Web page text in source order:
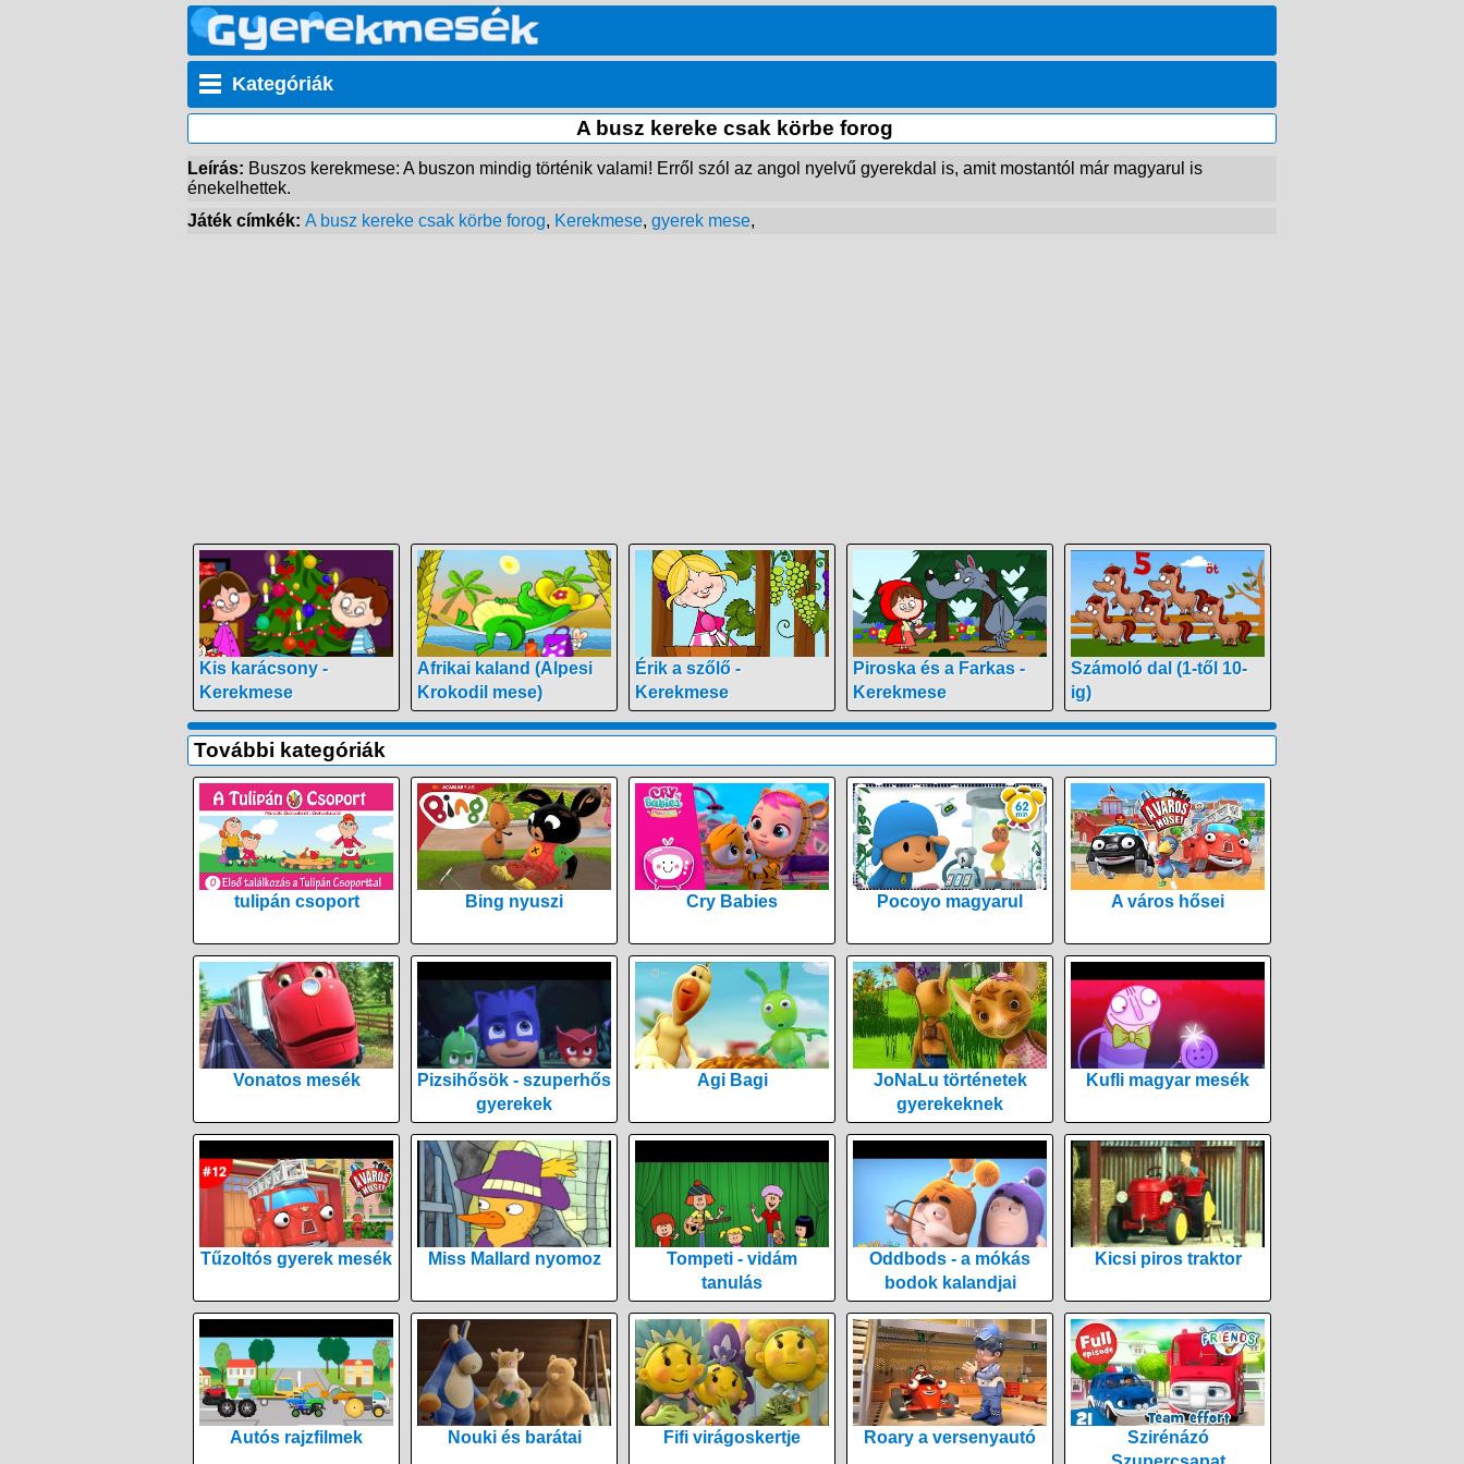
Kategóriák
A busz kereke csak körbe forog
Leírás: Buszos kerekmese: A buszon mindig történik valami! Erről szól az angol nyelvű gyerekdal is, amit mostantól már magyarul is
énekelhettek.
Játék címkék: A busz kereke csak körbe forog, Kerekmese, gyerek mese,
Kis karácsony -
Kerekmese
Afrikai kaland (Alpesi
Krokodil mese)
Érik a szőlő -
Kerekmese
Piroska és a Farkas -
Kerekmese
Számoló dal (1-től 10-
ig)
További kategóriák
tulipán csoport Bing nyuszi Cry Babies Pocoyo magyarul A város hősei
Vonatos mesék
Pizsihősök - szuperhős
gyerekek
Agi Bagi
JoNaLu történetek
gyerekeknek
Kufli magyar mesék
Tűzoltós gyerek mesék Miss Mallard nyomoz
Tompeti - vidám
tanulás
Oddbods - a mókás
bodok kalandjai
Kicsi piros traktor
Autós rajzfilmek Nouki és barátai Fifi virágoskertje Roary a versenyautó
Szirénázó